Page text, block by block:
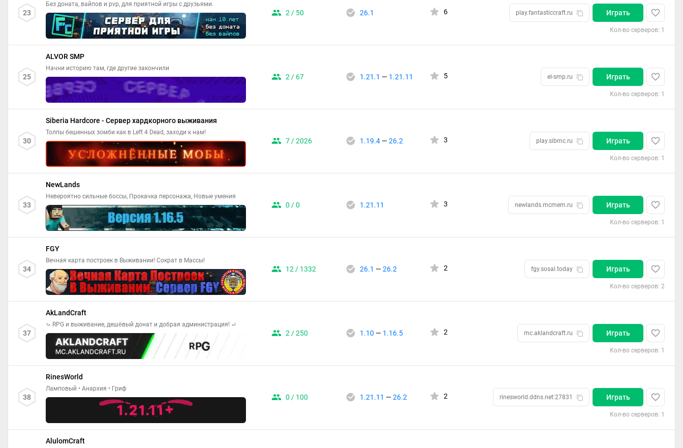
23
Без доната, вайпов и pvp, для приятной игры с друзьями.
2 / 50 26.1 6 play.fantasticcraft.ru Играть
Кол-во серверов: 1
25
ALVOR SMP
Начни историю там, где другие закончили
2 / 67 1.21.1 — 1.21.11 5 el-smp.ru Играть
Кол-во серверов: 1
30
Siberia Hardcore - Сервер хардкорного выживания
Толпы бешенных зомби как в Left 4 Dead, заходи к нам!
7 / 2026 1.19.4 — 26.2 3 play.sibmc.ru Играть
Кол-во серверов: 1
33
NewLands
Невероятно сильные боссы, Прокачка персонажа, Новые умения
0 / 0 1.21.11 3 newlands.mcmem.ru Играть
Кол-во серверов: 1
34
FGY
Вечная карта построек в Выживании! Сократ в Массы!
12 / 1332 26.1 — 26.2 2 fgy.sosal.today Играть
Кол-во серверов: 2
37
AkLandCraft
⤿ RPG и выживание, дешёвый донат и добрая администрация! ⤾
2 / 250 1.10 — 1.16.5 2 mc.aklandcraft.ru Играть
Кол-во серверов: 1
38
RinesWorld
Ламповый • Анархия • Гриф
0 / 100 1.21.11 — 26.2 2 rinesworld.ddns.net:27831 Играть
Кол-во серверов: 1
AlulomCraft